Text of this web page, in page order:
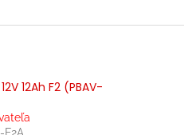
12Ah F2 (PBAV-